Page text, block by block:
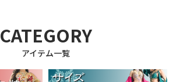
CATEGORY
アイテム一覧